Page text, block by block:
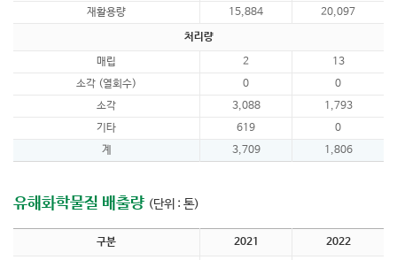
재활용량
15,884
20,097
처리량
매립
2
13
소각 (열회수)
0
0
소각
3,088
1,793
기타
619
0
계
3,709 1,806
유해화학물질 배출량 (단위 : 톤)
구분 2021
2022